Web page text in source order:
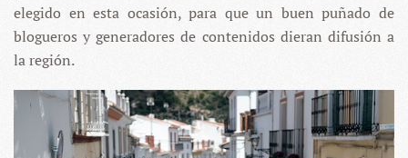
elegido en esta ocasión, para que un buen puñado de
blogueros y generadores de contenidos dieran difusión a
la región.